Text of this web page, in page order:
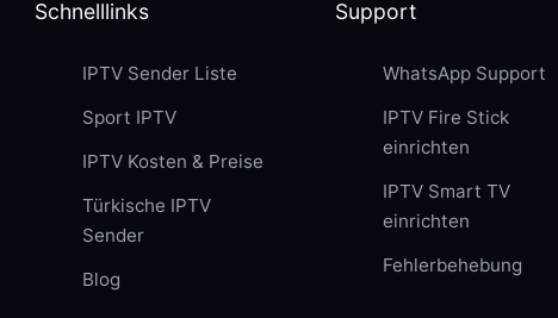
Schnelllinks
IPTV Sender Liste
Sport IPTV
IPTV Kosten & Preise
Türkische IPTV
Sender
Blog
Support
WhatsApp Support
IPTV Fire Stick
einrichten
IPTV Smart TV
einrichten
Fehlerbehebung